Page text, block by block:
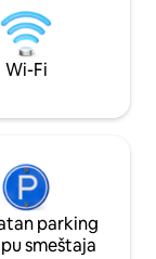
Univerziteta u
prijateljski
udaljenosti od
prodavnica
Wi-Fi
parking
smeštaja